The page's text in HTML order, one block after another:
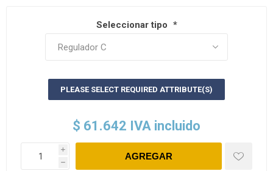
Seleccionar tipo *
PLEASE SELECT REQUIRED ATTRIBUTE(S)
$ 61.642 IVA incluido
i
h